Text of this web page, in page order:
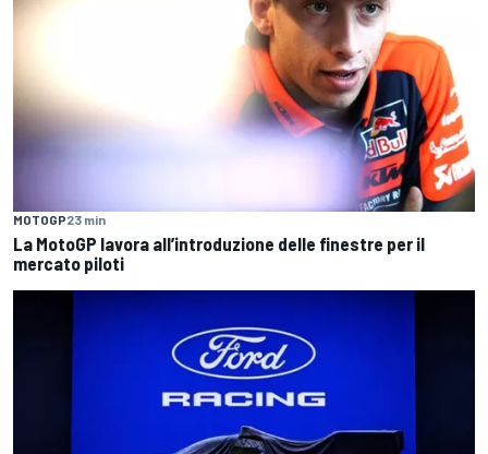
MOTOGP23 min
La MotoGP lavora all’introduzione delle finestre per il
mercato piloti